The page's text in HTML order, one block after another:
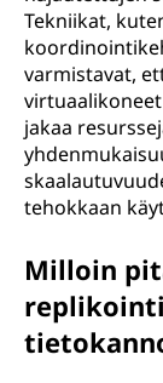
Tekniikat,
varmistavat,
jakaa
tehokkaan
Milloin